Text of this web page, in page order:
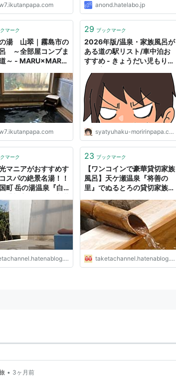
anond.hatelabo.jp
マーク
湯 山翠｜霧島市の
～全部屋コンプま
～ - MARU×MARU
29 ブックマーク
2026年版/温泉・家族風呂が
ある道の駅リスト/車中泊お
すすめ - きょうだい児もりり
ブログ
syatyuhaku-moririnpapa.com
マーク
マニアがおすすめす
スパの絶景名湯！！
町 岳の湯温泉『白
TAKETACHANNEL
熊本観光情報チャン
23 ブックマーク
【ワンコインで豪華貸切家族
風呂】天ケ瀬温泉『将善の
里』でぬるとろの貸切家族湯
TAKETACHANNEL／大分・
熊本観光情報チャンネル
taketachannel.hatenablog.com
• 3ヶ月前